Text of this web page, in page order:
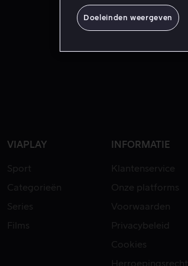
VIAPLAY
Sport
Categorieën
Series
Films
INFORMATIE
Klantenservice
Onze platforms
Voorwaarden
Privacybeleid
Cookies
Herroepingsrecht
Doeleinden weergeven